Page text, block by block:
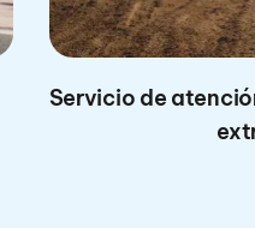
Servicio de